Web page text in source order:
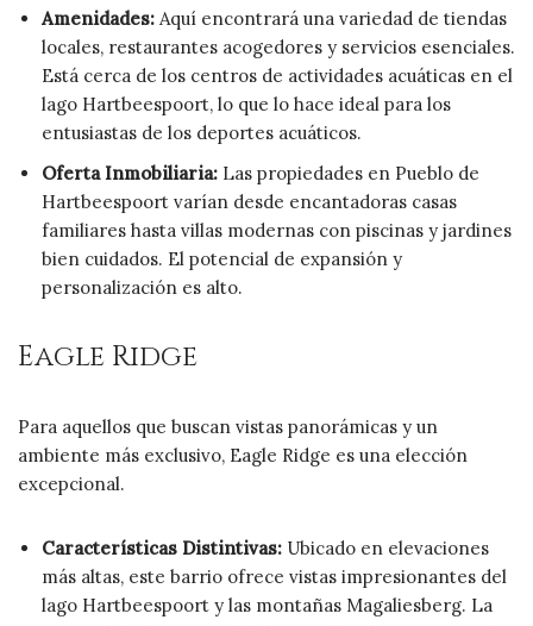
Amenidades: Aquí encontrará una variedad de tiendas
locales, restaurantes acogedores y servicios esenciales.
Está cerca de los centros de actividades acuáticas en el
lago Hartbeespoort, lo que lo hace ideal para los
entusiastas de los deportes acuáticos.
Oferta Inmobiliaria: Las propiedades en Pueblo de
Hartbeespoort varían desde encantadoras casas
familiares hasta villas modernas con piscinas y jardines
bien cuidados. El potencial de expansión y
personalización es alto.
Eagle Ridge
Para aquellos que buscan vistas panorámicas y un
ambiente más exclusivo, Eagle Ridge es una elección
excepcional.
Características Distintivas: Ubicado en elevaciones
más altas, este barrio ofrece vistas impresionantes del
lago Hartbeespoort y las montañas Magaliesberg. La